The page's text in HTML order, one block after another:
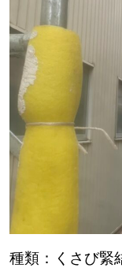
種類：くさび緊